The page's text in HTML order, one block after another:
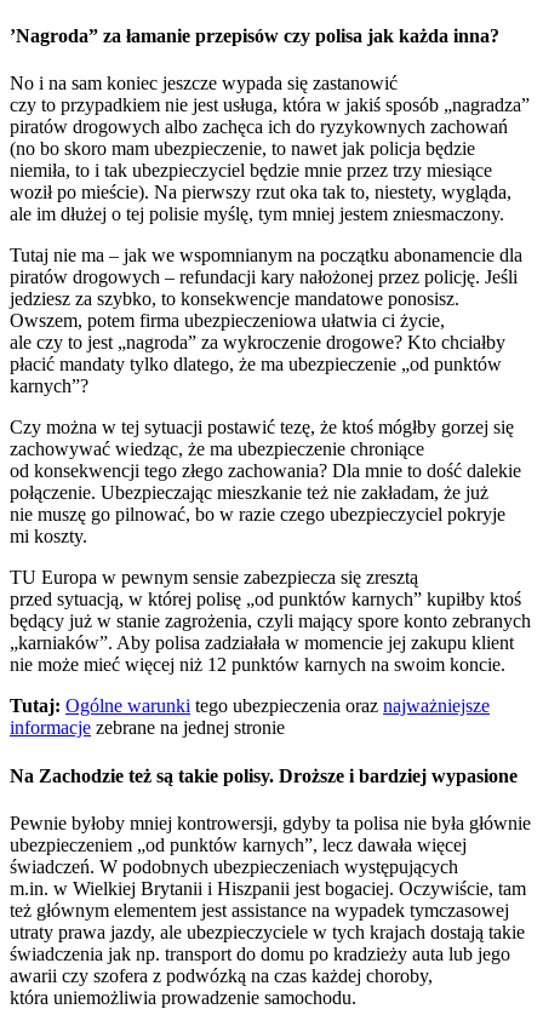
’Nagroda” za łamanie przepisów czy polisa jak każda inna?
No i na sam koniec jeszcze wypada się zastanowić
czy to przypadkiem nie jest usługa, która w jakiś sposób „nagradza”
piratów drogowych albo zachęca ich do ryzykownych zachowań
(no bo skoro mam ubezpieczenie, to nawet jak policja będzie
niemiła, to i tak ubezpieczyciel będzie mnie przez trzy miesiące
woził po mieście). Na pierwszy rzut oka tak to, niestety, wygląda,
ale im dłużej o tej polisie myślę, tym mniej jestem zniesmaczony.
Tutaj nie ma – jak we wspomnianym na początku abonamencie dla
piratów drogowych – refundacji kary nałożonej przez policję. Jeśli
jedziesz za szybko, to konsekwencje mandatowe ponosisz.
Owszem, potem firma ubezpieczeniowa ułatwia ci życie,
ale czy to jest „nagroda” za wykroczenie drogowe? Kto chciałby
płacić mandaty tylko dlatego, że ma ubezpieczenie „od punktów
karnych”?
Czy można w tej sytuacji postawić tezę, że ktoś mógłby gorzej się
zachowywać wiedząc, że ma ubezpieczenie chroniące
od konsekwencji tego złego zachowania? Dla mnie to dość dalekie
połączenie. Ubezpieczając mieszkanie też nie zakładam, że już
nie muszę go pilnować, bo w razie czego ubezpieczyciel pokryje
mi koszty.
TU Europa w pewnym sensie zabezpiecza się zresztą
przed sytuacją, w której polisę „od punktów karnych” kupiłby ktoś
będący już w stanie zagrożenia, czyli mający spore konto zebranych
„karniaków”. Aby polisa zadziałała w momencie jej zakupu klient
nie może mieć więcej niż 12 punktów karnych na swoim koncie.
Tutaj: Ogólne warunki tego ubezpieczenia oraz najważniejsze
informacje zebrane na jednej stronie
Na Zachodzie też są takie polisy. Droższe i bardziej wypasione
Pewnie byłoby mniej kontrowersji, gdyby ta polisa nie była głównie
ubezpieczeniem „od punktów karnych”, lecz dawała więcej
świadczeń. W podobnych ubezpieczeniach występujących
m.in. w Wielkiej Brytanii i Hiszpanii jest bogaciej. Oczywiście, tam
też głównym elementem jest assistance na wypadek tymczasowej
utraty prawa jazdy, ale ubezpieczyciele w tych krajach dostają takie
świadczenia jak np. transport do domu po kradzieży auta lub jego
awarii czy szofera z podwózką na czas każdej choroby,
która uniemożliwia prowadzenie samochodu.